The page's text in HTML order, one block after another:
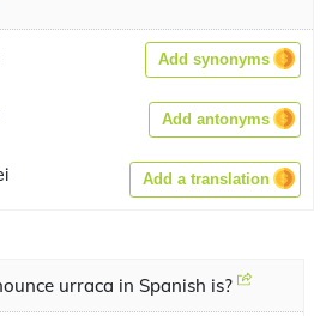
Add synonyms
Add antonyms
Add a translation
urraca in Spanish is?